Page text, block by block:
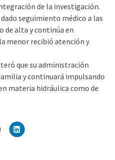
de la investigación.
seguimiento médico a las
de alta y continúa en
menor recibió atención y
que su administración
y continuará impulsando
materia hidráulica como de